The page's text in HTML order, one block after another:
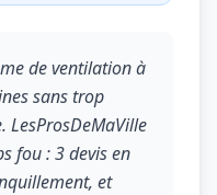
de ventilation à
sans trop
LesProsDeMaVille
fou : 3 devis en
et